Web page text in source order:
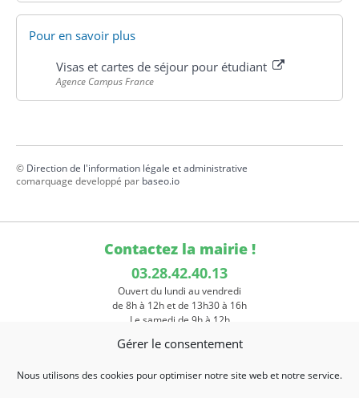
Gérer le consentement
Nous utilisons des cookies pour optimiser notre site web et notre service.
Pour en savoir plus
Visas et cartes de séjour pour étudiant
Agence Campus France
© Direction de l'information légale et administrative
comarquage developpé par baseo.io
Contactez la mairie !
03.28.42.40.13
Ouvert du lundi au vendredi
de 8h à 12h et de 13h30 à 16h
Le samedi de 9h à 12h